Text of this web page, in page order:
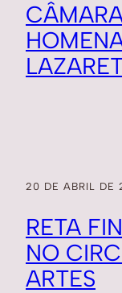
20 DE ABRIL DE
RETA
NO
ARTES